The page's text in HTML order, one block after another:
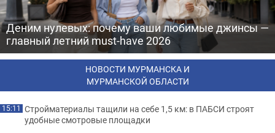
Деним нулевых: почему ваши любимые джинсы —
главный летний must-have 2026
НОВОСТИ МУРМАНСКА И
МУРМАНСКОЙ ОБЛАСТИ
15:11 Стройматериалы тащили на себе 1,5 км: в ПАБСИ строят
удобные смотровые площадки